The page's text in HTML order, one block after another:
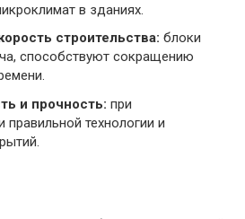
в зданиях.
строительства: блоки
способствуют сокращению
и прочность: при
правильной технологии и